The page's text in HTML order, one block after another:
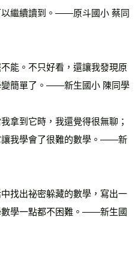
以繼續讀到。——原斗國小 蔡同
能。不只好看，還讓我發現原
變簡單了。——新生國小 陳同學
拿到它時，我還覺得很無聊；
讓我學會了很難的數學。——新
找出祕密躲藏的數學，寫出一
數學一點都不困難。——新生國